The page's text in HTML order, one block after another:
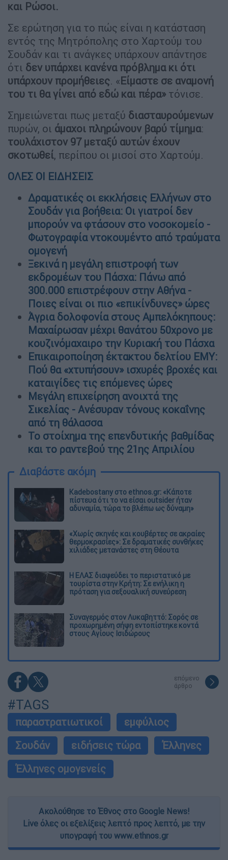
και Ρώσοι.
Σε ερώτηση για το πώς είναι η κατάσταση
εντός της Μητρόπολης στο Χαρτούμ του
Σουδάν και τι ανάγκες υπάρχουν απάντησε
ότι δεν υπάρχει κανένα πρόβλημα κι ότι
υπάρχουν προμήθειες. « Είμαστε σε αναμονή
του τι θα γίνει από εδώ και πέρα» τόνισε.
Σημειώνεται πως μεταξύ διασταυρούμενων
πυρών, οι άμαχοι πληρώνουν βαρύ τίμημα:
τουλάχιστον 97 μεταξύ αυτών έχουν
σκοτωθεί, περίπου οι μισοί στο Χαρτούμ.
ΟΛΕΣ ΟΙ ΕΙΔΗΣΕΙΣ
Δραματικές οι εκκλήσεις Ελλήνων στο
Σουδάν για βοήθεια: Οι γιατροί δεν
μπορούν να φτάσουν στο νοσοκομείο -
Φωτογραφία ντοκουμέντο από τραύματα
ομογενή
Ξεκινά η μεγάλη επιστροφή των
εκδρομέων του Πάσχα: Πάνω από
300.000 επιστρέφουν στην Αθήνα -
Ποιες είναι οι πιο «επικίνδυνες» ώρες
Άγρια δολοφονία στους Αμπελόκηπους:
Μαχαίρωσαν μέχρι θανάτου 50χρονο με
κουζινόμαχαιρο την Κυριακή του Πάσχα
Επικαιροποίηση έκτακτου δελτίου ΕΜΥ:
Πού θα «χτυπήσουν» ισχυρές βροχές και
καταιγίδες τις επόμενες ώρες
Μεγάλη επιχείρηση ανοιχτά της
Σικελίας - Ανέσυραν τόνους κοκαΐνης
από τη θάλασσα
Το στοίχημα της επενδυτικής βαθμίδας
και το ραντεβού της 21ης Απριλίου
Διαβάστε ακόμη
Kadebostany στο ethnos.gr: «Κάποτε
πίστευα ότι το να είσαι outsider ήταν
αδυναμία, τώρα το βλέπω ως δύναμη»
«Χωρίς σκηνές και κουβέρτες σε ακραίες
θερμοκρασίες»: Σε δραματικές συνθήκες
χιλιάδες μετανάστες στη Θέουτα
Η ΕΛΑΣ διαψεύδει το περιστατικό με
τουρίστα στην Κρήτη: Σε ενήλικη η
πρόταση για σεξουαλική συνεύρεση
Συναγερμός στον Λυκαβηττό: Σορός σε
προχωρημένη σήψη εντοπίστηκε κοντά
στους Αγίους Ισιδώρους
επόμενο
άρθρο
#TAGS
παραστρατιωτικοί
εμφύλιος
Σουδάν
ειδήσεις τώρα
Έλληνες
Έλληνες ομογενείς
Ακολούθησε το Έθνος στο Google News!
Live όλες οι εξελίξεις λεπτό προς λεπτό, με την
υπογραφή του www.ethnos.gr